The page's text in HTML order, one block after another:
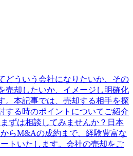
どういう会社になりたいか、その
売却したいか、イメージし明確化
。本記事では、売却する相手を探
する時のポイントについてご紹介
ずは相談してみませんか？日本
らM&Aの成約まで、経験豊富な
トいたします。会社の売却をご